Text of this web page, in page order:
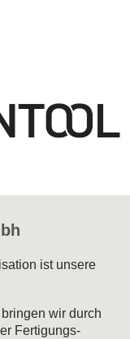
ist unsere
wir durch
Fertigungs-